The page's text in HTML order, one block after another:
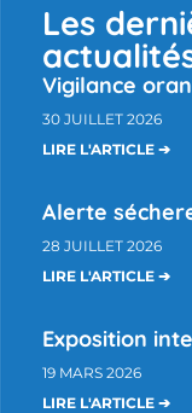
Les
Vigilance
30 JUILLET 2026
LIRE L'ARTICLE ➔
Alerte
28 JUILLET 2026
LIRE L'ARTICLE ➔
Exposition
19 MARS 2026
LIRE L'ARTICLE ➔